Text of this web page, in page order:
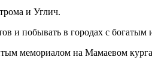
и Углич.
и побывать в городах с богатым
мемориалом на Мамаевом